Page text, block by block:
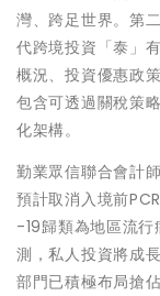
灣、跨足世界。第
代跨境投資「泰」
概況、投資優惠政
包含可透過關稅策
化架構。
勤業眾信聯合會計
預計取消入境前
-19歸類為地區流
測，私人投資將成
部門已積極布局搶